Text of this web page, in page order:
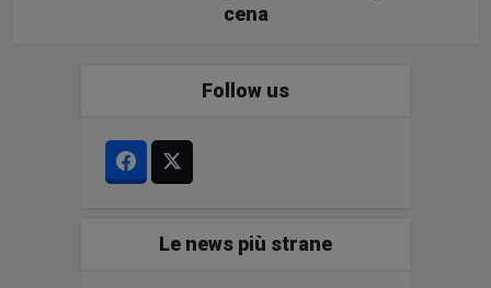
cena
Follow us
Le news più strane